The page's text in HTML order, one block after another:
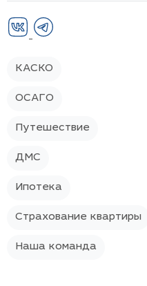
КАСКО
ОСАГО
Путешествие
ДМС
Ипотека
Страхование квартиры
Наша команда